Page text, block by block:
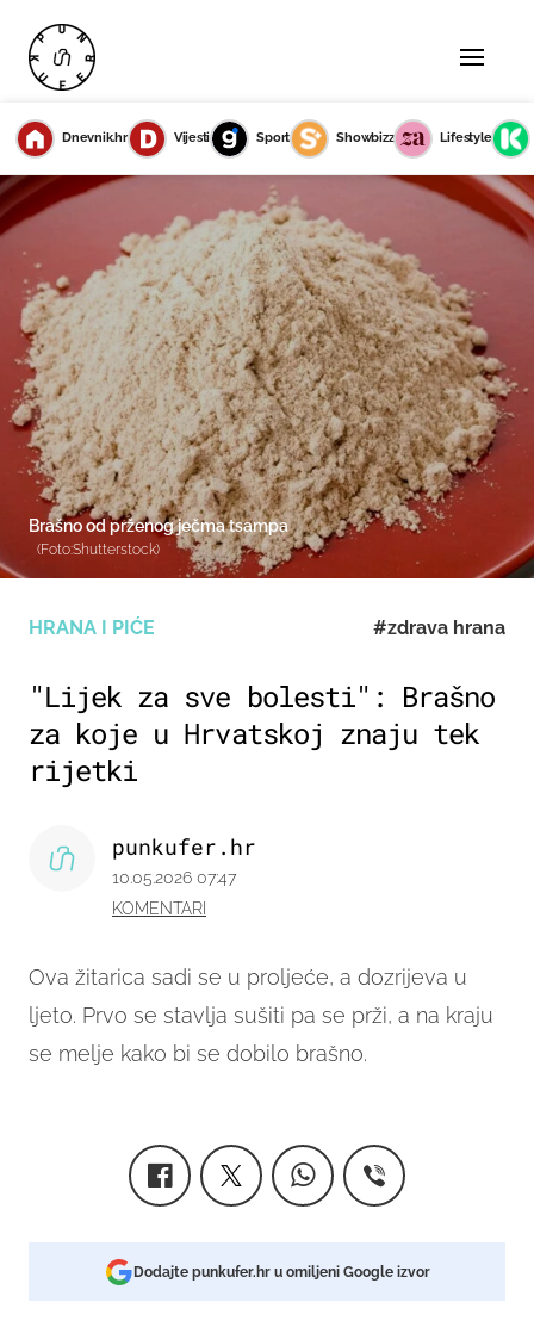
Dnevnik.hr Vijesti Sport Showbizz Lifestyle
HRANA I PIĆE #zdrava hrana
"Lijek za sve bolesti": Brašno
za koje u Hrvatskoj znaju tek
rijetki
Ova žitarica sadi se u proljeće, a dozrijeva u
ljeto. Prvo se stavlja sušiti pa se prži, a na kraju
se melje kako bi se dobilo brašno.
punkufer.hr
10.05.2026 07:47
KOMENTARI
Brašno od prženog ječma tsampa
(Foto:Shutterstock)
Dodajte punkufer.hr u omiljeni Google izvor